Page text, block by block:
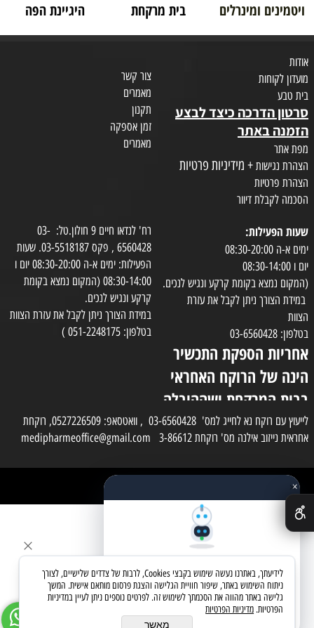
ויטמינים ומינרלים בית מרקחת היגיינת הפה
אודות
מועדון לקוחות
בית טבע
סרטון הדרכה כיצד לבצע
הזמנה באתר
מפת אתר
הצהרת נגישות + מידיניות פרטיות
הצהרת פרטיות
הסכמה לקבלת דיוור
צור קשר
מאמרים
תקנון
זמן אספקה
מאמרים
שעות הפעילות:
ימים א-ה 08:30-20:00
יום ו 08:30-14:00
(המקום נמצא בקומת קרקע ונגיש לנכים.
במידת הצורך ניתן לקבל את עזרת
הצוות
בטלפון: 03-6560428
אחריות הספקת התכשיר
הינה של הרוקח האחראי
בבית המרקחת ושההובלה
בפועל תעשה בעזרת
השליח
רח' לנדאו חיים 9 חולון.טל: 03-
6560428 , פקס 03-5518187. שעות
הפעילות: ימים א-ה 08:30-20:00 יום ו
08:30-14:00 (המקום נמצא בקומת
קרקע ונגיש לנכים.
במידת הצורך ניתן לקבל את עזרת הצוות
בטלפון: 051-2248175 )
לייעוץ עם רוקח נא לחייג למס' 03-6560428 , וואטסאפ: 0527226509, רוקחת
אחראית נייזוב אילנה מס' רוקחת 3-86612 medipharmeoffice@gmail.com
✕×
שאלו את העוזר החכם
מחפשים מוצר? אני כאן כדי לעזור
בואו נתחיל
לידיעתך, באתרנו נעשה שימוש בקבצי Cookies, לרבות של צדדים שלישיים, לצורך
ניתוח השימוש באתר, שיפור חוויית הגלישה והצגת פרסום מותאם אישית. המשך
גלישה באתר מהווה את הסכמתך לשימוש זה. לפרטים נוספים ניתן לעיין במדיניות
הפרטיות. מדיניות הפרטיות
מאשר